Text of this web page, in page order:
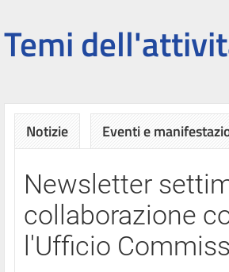
Temi
Notizie Eventi e
Newsletter
collaborazione
l'Ufficio